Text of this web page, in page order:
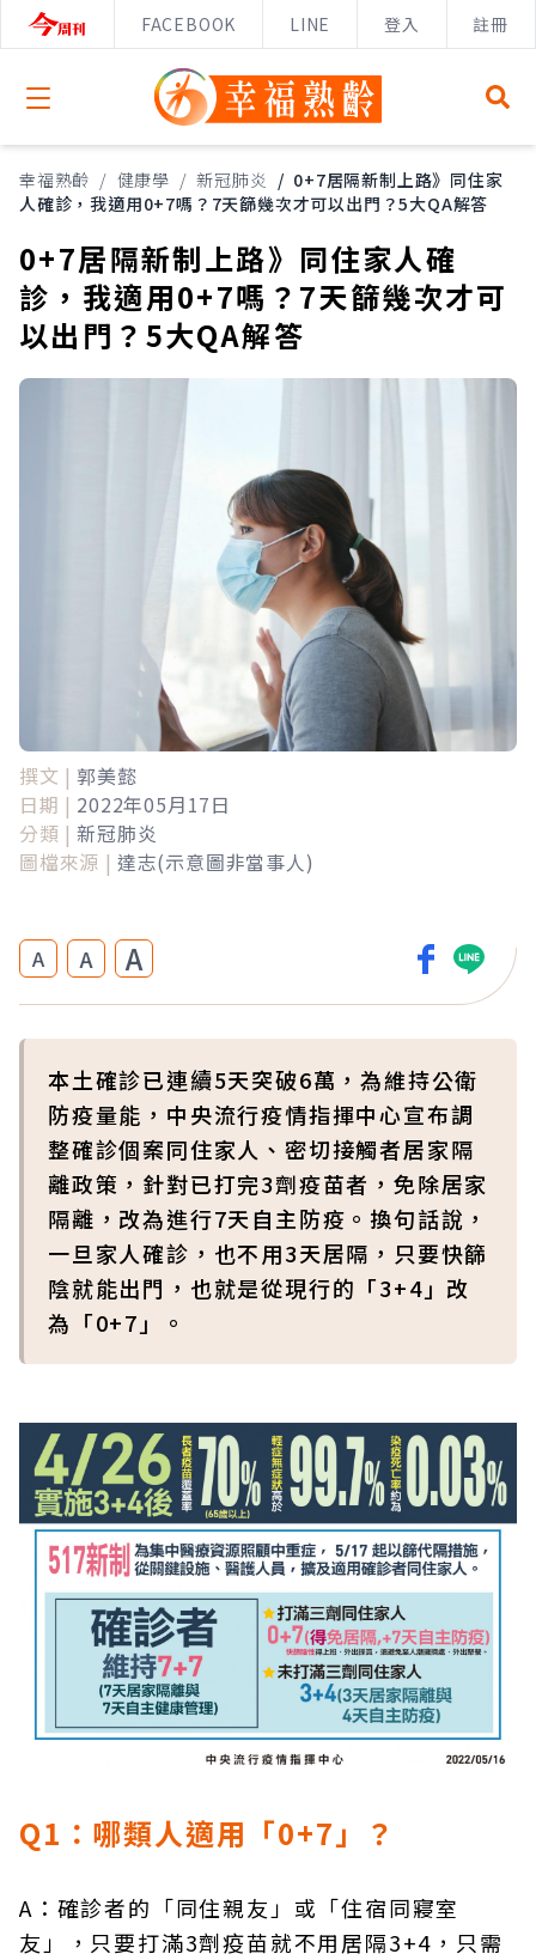
FACEBOOK LINE 登入 註冊
Open menu
幸福熟齡 / 健康學 / 新冠肺炎 / 0+7居隔新制上路》同住家
人確診，我適用0+7嗎？7天篩幾次才可以出門？5大QA解答
0+7居隔新制上路》同住家人確
診，我適用0+7嗎？7天篩幾次才可
以出門？5大QA解答
撰文 | 郭美懿
日期 | 2022年05月17日
分類 | 新冠肺炎
圖檔來源 | 達志(示意圖非當事人)
A A A
本土確診已連續5天突破6萬，為維持公衛
防疫量能，中央流行疫情指揮中心宣布調
整確診個案同住家人、密切接觸者居家隔
離政策，針對已打完3劑疫苗者，免除居家
隔離，改為進行7天自主防疫。換句話說，
一旦家人確診，也不用3天居隔，只要快篩
陰就能出門，也就是從現行的「3+4」改
為「0+7」。
Q1：哪類人適用「0+7」？
A：確診者的「同住親友」或「住宿同寢室
友」，只要打滿3劑疫苗就不用居隔3+4，只需